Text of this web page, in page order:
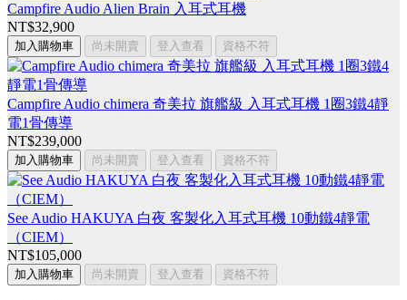
Campfire Audio Alien Brain 入耳式耳機
NT$32,900
加入購物車 尚未開賣 登入查看 資格不符
Campfire Audio chimera 奇美拉 旗艦級 入耳式耳機 1圈3鐵4靜
電1骨傳導
NT$239,000
加入購物車 尚未開賣 登入查看 資格不符
See Audio HAKUYA 白夜 客製化入耳式耳機 10動鐵4靜電
（CIEM）
NT$105,000
加入購物車 尚未開賣 登入查看 資格不符